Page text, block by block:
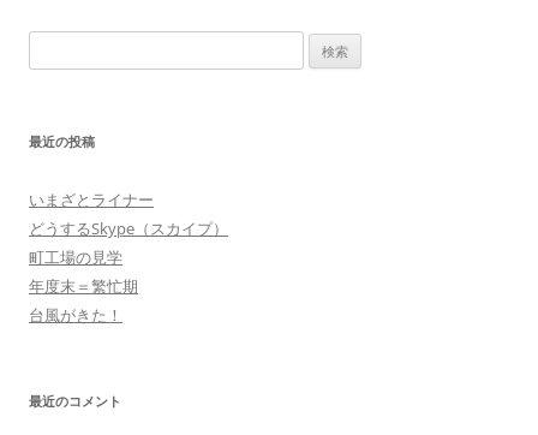
索:
最近の投稿
いまざとライナー
どうするSkype（スカイプ）
町工場の見学
年度末＝繁忙期
台風がきた！
最近のコメント